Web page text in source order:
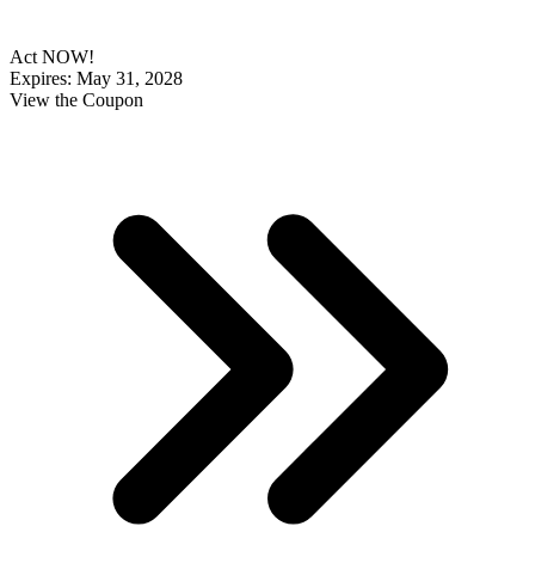
Act NOW!
Expires: May 31, 2028
View the Coupon